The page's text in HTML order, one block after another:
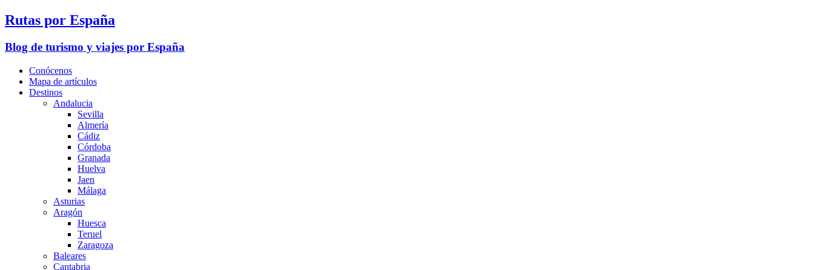
Rutas por España
Blog de turismo y viajes por España
Conócenos
Mapa de artículos
Destinos
Andalucia
Sevilla
Almería
Cádiz
Córdoba
Granada
Huelva
Jaen
Málaga
Asturias
Aragón
Huesca
Teruel
Zaragoza
Baleares
Cantabria